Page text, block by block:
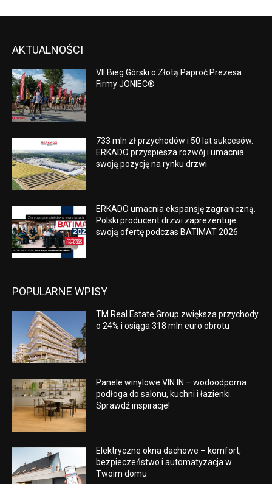
AKTUALNOŚCI
VII Bieg Górski o Złotą Paproć Prezesa
Firmy JONIEC®
733 mln zł przychodów i 50 lat sukcesów.
ERKADO przyspiesza rozwój i umacnia
swoją pozycję na rynku drzwi
ERKADO umacnia ekspansję zagraniczną.
Polski producent drzwi zaprezentuje
swoją ofertę podczas BATIMAT 2026
POPULARNE WPISY
TM Real Estate Group zwiększa przychody
o 24% i osiąga 318 mln euro obrotu
Panele winylowe VIN IN – wodoodporna
podłoga do salonu, kuchni i łazienki.
Sprawdź inspiracje!
Elektryczne okna dachowe – komfort,
bezpieczeństwo i automatyzacja w
Twoim domu